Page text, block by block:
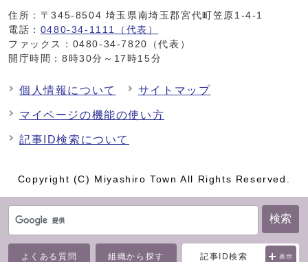
検索
よくある質問 組織から探す 記事ID検索 表示
住所：〒345-8504 埼玉県南埼玉郡宮代町笠原1-4-1
電話： 0480-34-1111（代表）
ファックス：0480-34-7820（代表）
開庁時間：8時30分～17時15分
個人情報について サイトマップ
マイページの機能の使い方
記事ID検索について
Copyright (C) Miyashiro Town All Rights Reserved.